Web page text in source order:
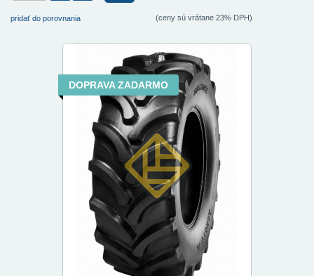
pridať do porovnania (ceny sú vrátane 23% DPH)
DOPRAVA ZADARMO